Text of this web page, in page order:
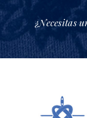
¿Necesitas